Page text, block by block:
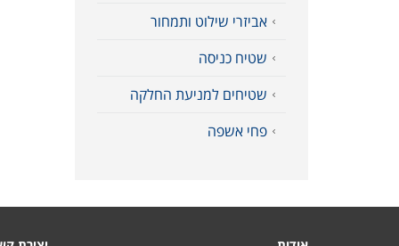
אביזרי שילוט ותמחור
שטיח כניסה
שטיחים למניעת החלקה
פחי אשפה